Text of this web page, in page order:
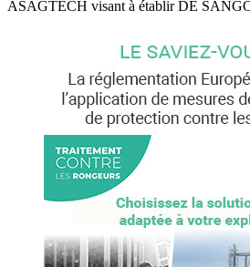
ASAGTECH visant à établir DE